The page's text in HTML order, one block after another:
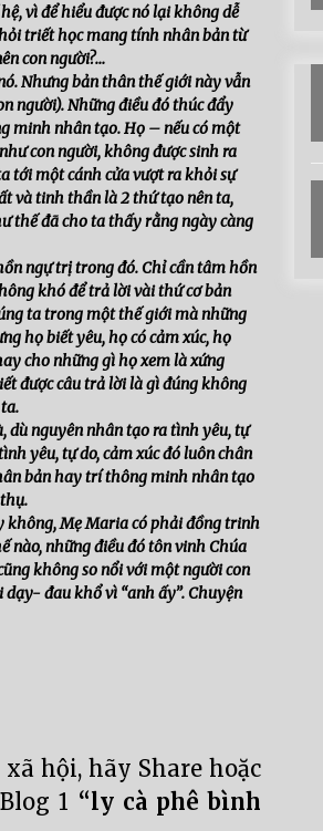
vì để hiểu được nó lại không dễ
triết học mang tính nhân bản từ
con người?…
Nhưng bản thân thế giới này vẫn
người). Những điều đó thúc đẩy
minh nhân tạo. Họ – nếu có một
con người, không được sinh ra
tới một cánh cửa vượt ra khỏi sự
và tinh thần là 2 thứ tạo nên ta,
thế đã cho ta thấy rằng ngày càng
ngự trị trong đó. Chỉ cần tâm hồn
khó để trả lời vài thứ cơ bản
ta trong một thế giới mà những
họ biết yêu, họ có cảm xúc, họ
cho những gì họ xem là xứng
được câu trả lời là gì đúng không
dù nguyên nhân tạo ra tình yêu, tự
yêu, tự do, cảm xúc đó luôn chân
bản hay trí thông minh nhân tạo
không, Mẹ Maria có phải đồng trinh
nào, những điều đó tôn vinh Chúa
không so nổi với một người con
đau khổ vì “anh ấy”. Chuyện
hội, hãy Share hoặc
1 “ly cà phê bình